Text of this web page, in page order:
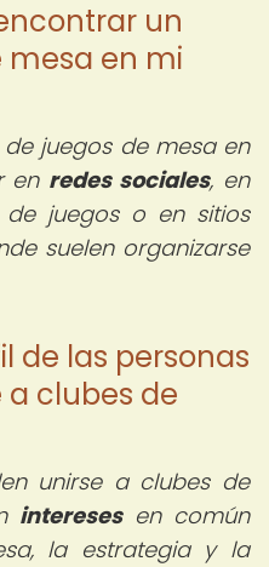
un
mesa en mi
juegos de mesa en
en redes sociales, en
de juegos o en sitios
suelen organizarse
de las personas
a clubes de
unirse a clubes de
interesesen común
la estrategia y la